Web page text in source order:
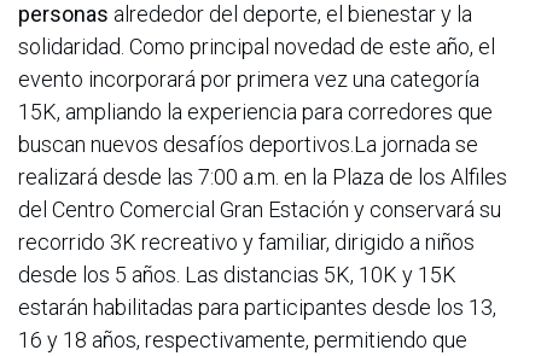
personas alrededor del deporte, el bienestar y la
solidaridad. Como principal novedad de este año, el
evento incorporará por primera vez una categoría
15K, ampliando la experiencia para corredores que
buscan nuevos desafíos deportivos.La jornada se
realizará desde las 7:00 a.m. en la Plaza de los Alfiles
del Centro Comercial Gran Estación y conservará su
recorrido 3K recreativo y familiar, dirigido a niños
desde los 5 años. Las distancias 5K, 10K y 15K
estarán habilitadas para participantes desde los 13,
16 y 18 años, respectivamente, permitiendo que